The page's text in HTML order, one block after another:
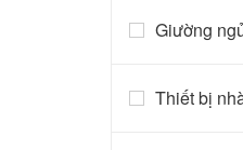
Giường
Thiết bị